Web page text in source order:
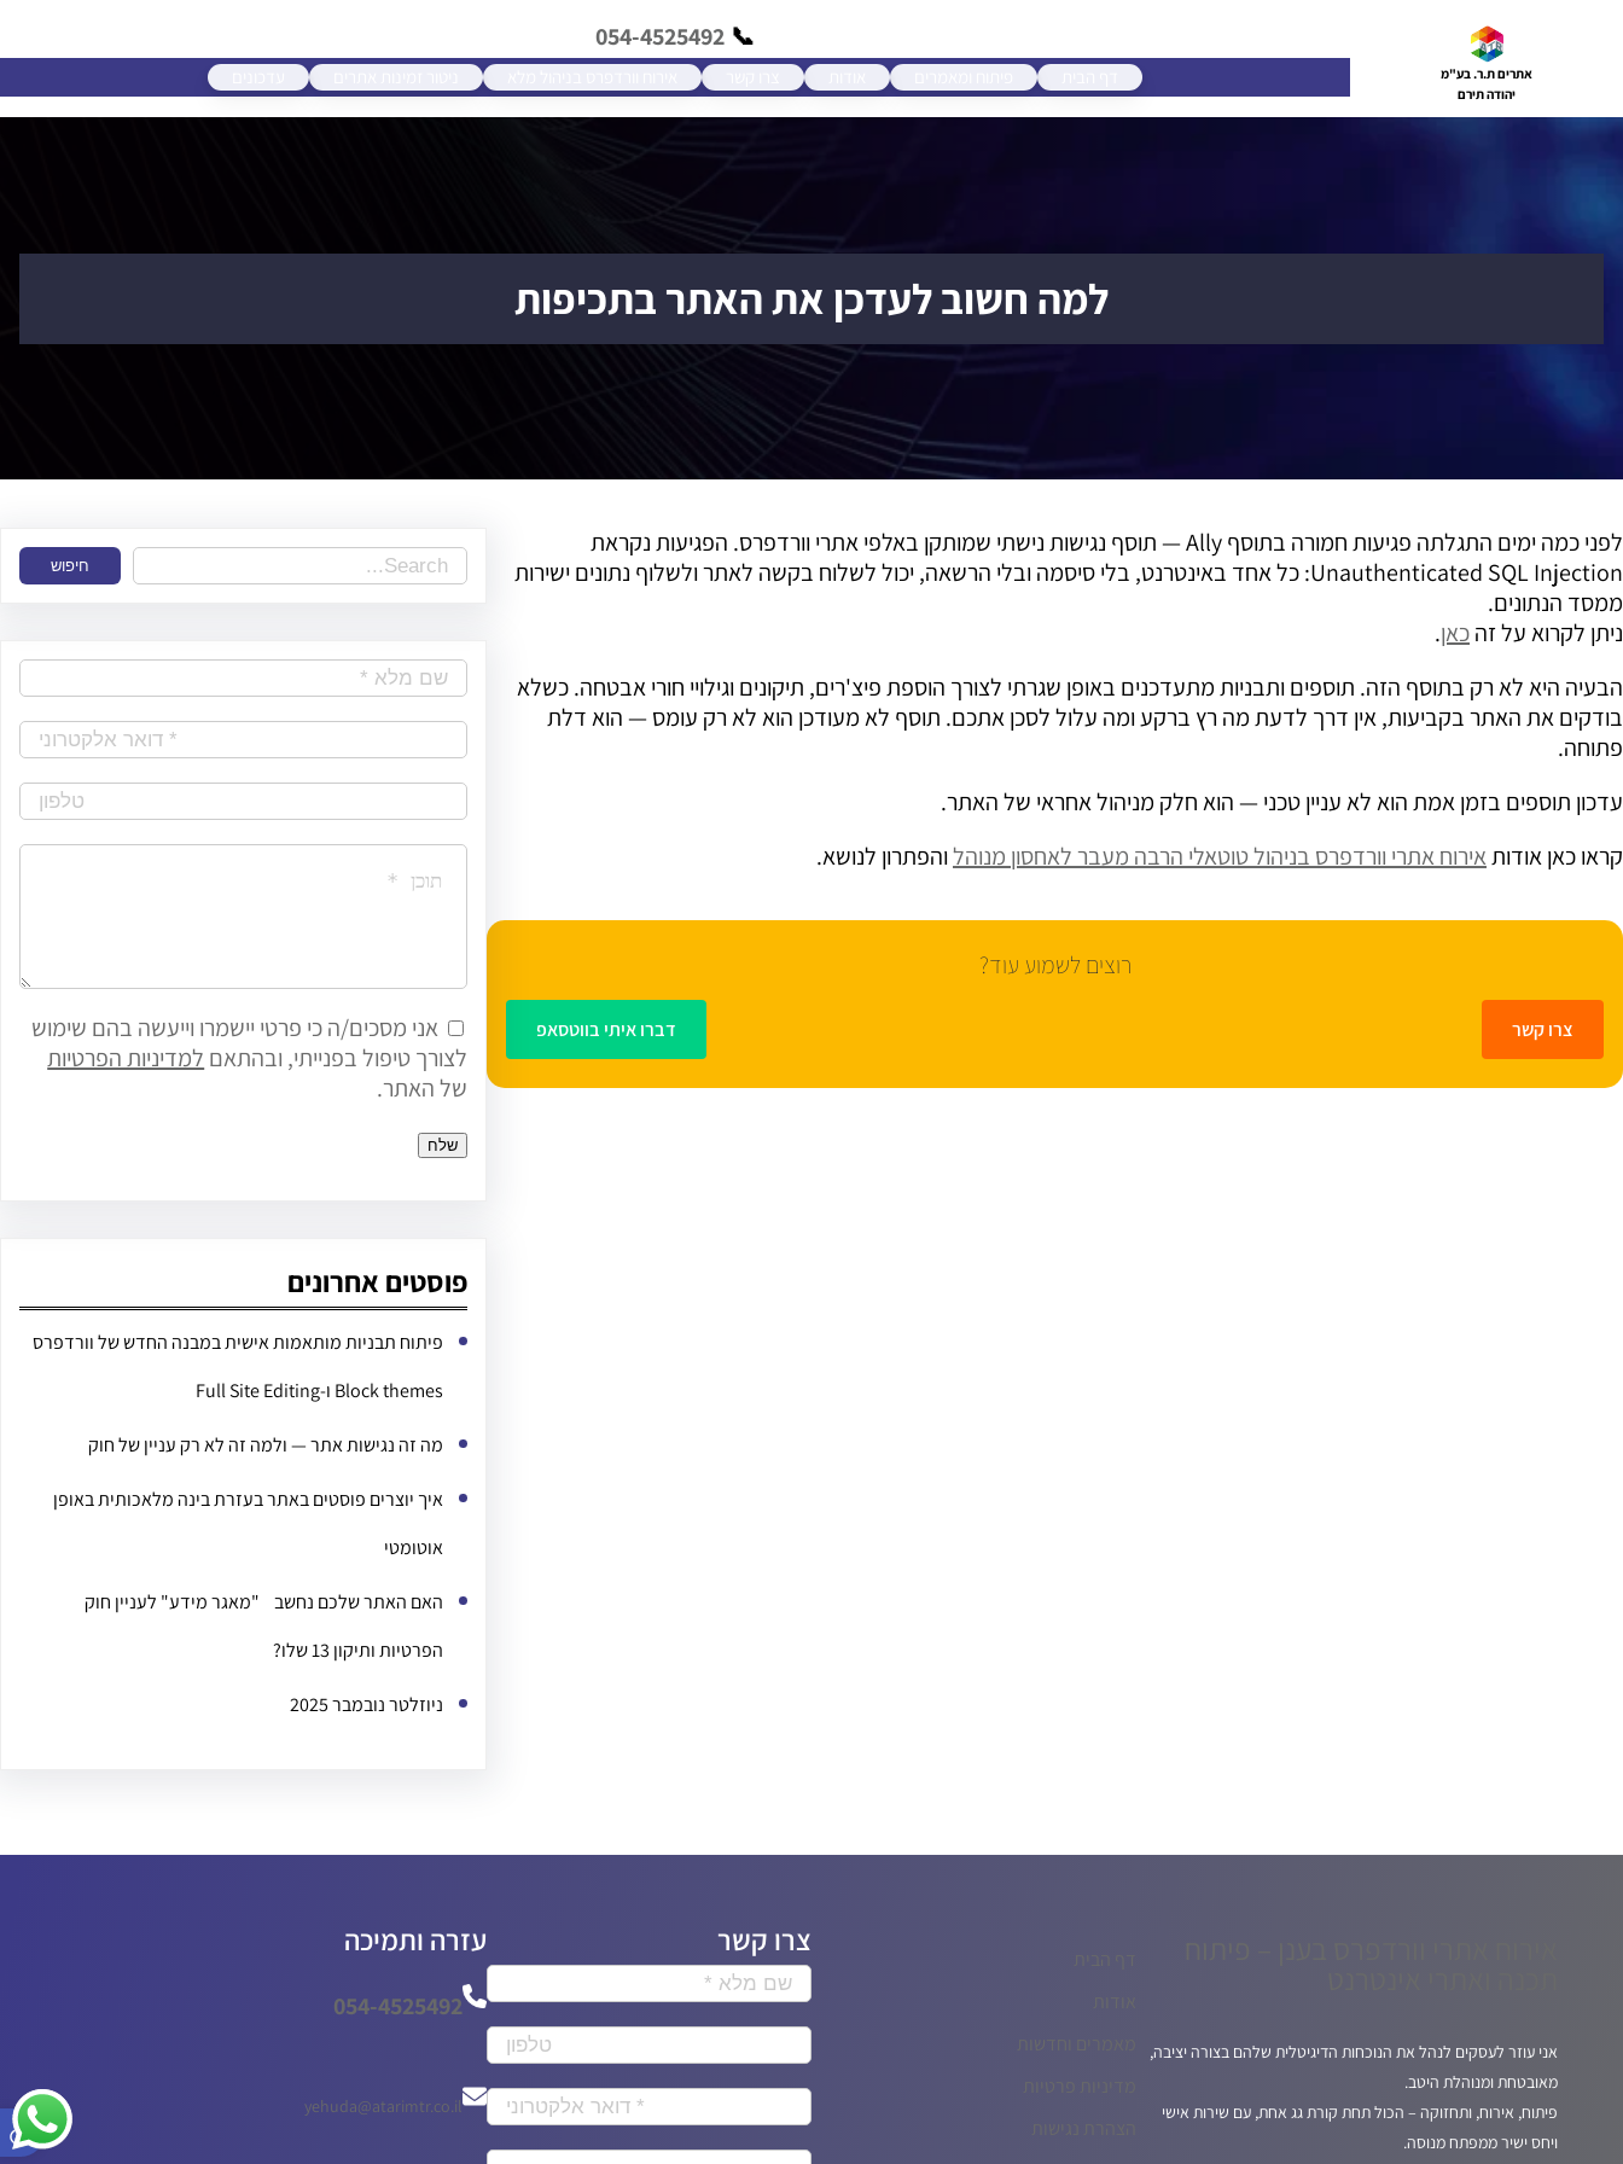
אתרים ת.ר. בע"מ
יהודה תירם
054-4525492
למה חשוב לעדכן את האתר בתכיפות
לפני כמה ימים התגלתה פגיעות חמורה בתוסף Ally — תוסף נגישות נישתי שמותקן באלפי אתרי וורדפרס. הפגיעות נקראת
Unauthenticated SQL Injection: כל אחד באינטרנט, בלי סיסמה ובלי הרשאה, יכול לשלוח בקשה לאתר ולשלוף נתונים ישירות
ממסד הנתונים.
ניתן לקרוא על זהכאן.
הבעיה היא לא רק בתוסף הזה. תוספים ותבניות מתעדכנים באופן שגרתי לצורך הוספת פיצ'רים, תיקונים וגילויי חורי אבטחה. כשלא
בודקים את האתר בקביעות, אין דרך לדעת מה רץ ברקע ומה עלול לסכן אתכם. תוסף לא מעודכן הוא לא רק עומס — הוא דלת
פתוחה.
עדכון תוספים בזמן אמת הוא לא עניין טכני — הוא חלק מניהול אחראי של האתר.
קראו כאן אודותאירוח אתרי וורדפרס בניהול טוטאלי הרבה מעבר לאחסון מנוהלוהפתרון לנושא.
רוצים לשמוע עוד?
צרו קשר דברו איתי בווטסאפ
r
c
h
חיפוש
אני מסכים/ה כי פרטי יישמרו וייעשה בהם שימוש
לצורך טיפול בפנייתי, ובהתאם למדיניות הפרטיות
של האתר.
פוסטים אחרונים
פיתוח תבניות מותאמות אישית במבנה החדש של וורדפרס
Block themes ו-Full Site Editing
מה זה נגישות אתר — ולמה זה לא רק עניין של חוק
איך יוצרים פוסטים באתר בעזרת בינה מלאכותית באופן
אוטומטי
האם האתר שלכם נחשב "מאגר מידע" לעניין חוק
הפרטיות ותיקון 13 שלו?
ניוזלטר נובמבר 2025
אני עוזר לעסקים לנהל את הנוכחות הדיגיטלית שלהם בצורה יציבה,
מאובטחת ומנוהלת היטב.
פיתוח, אירוח, ותחזוקה – הכול תחת קורת גג אחת, עם שירות אישי
ויחס ישיר ממפתח מנוסה.
צרו קשר עזרה ותמיכה
054-4525492
yehuda@atarimtr.co.il פתח